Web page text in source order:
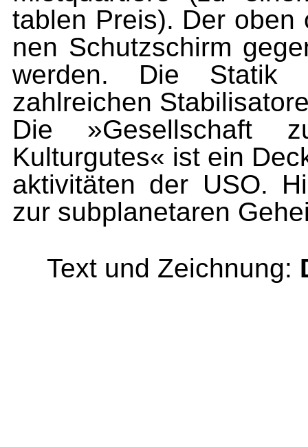
tablen Preis). Der
nen Schutzschirm
werden. Die Statik
zahlreichen
Die »Gesellschaft
Kulturgutes« ist ein
aktivitäten der USO.
zur subplanetaren
Text und Zeichnung: